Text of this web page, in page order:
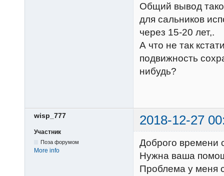
Общий вывод
для сальников
через 15-20 лет,.
А что не так
подвижность
нибудь?
wisp_777 2018-12-27
Участник
Поза форумом
More info
Доброго времени
Нужна ваша
Проблема у меня